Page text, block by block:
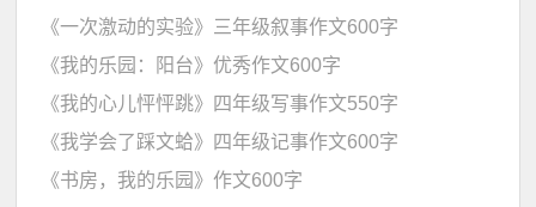
《一次激动的实验》三年级叙事作文600字
《我的乐园：阳台》优秀作文600字
《我的心儿怦怦跳》四年级写事作文550字
《我学会了踩文蛤》四年级记事作文600字
《书房，我的乐园》作文600字